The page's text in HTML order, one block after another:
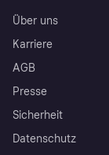
Über uns
Karriere
AGB
Presse
Sicherheit
Datenschutz